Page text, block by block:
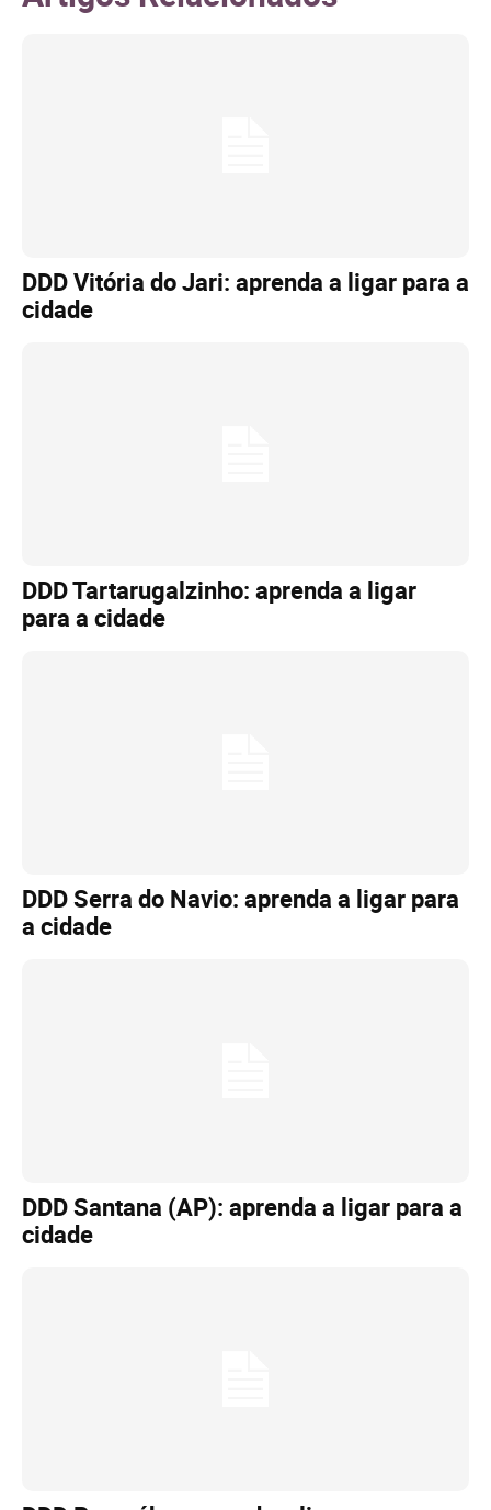
DDD Vitória do Jari: aprenda a ligar para a
cidade
DDD Tartarugalzinho: aprenda a ligar
para a cidade
DDD Serra do Navio: aprenda a ligar para
a cidade
DDD Santana (AP): aprenda a ligar para a
cidade